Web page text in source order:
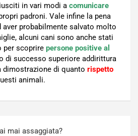
in vari modi a comunicare
padroni. Vale infine la pena
aver probabilmente salvato molto
alcuni cani sono anche stati
per scoprire persone positive al
di successo superiore addirittura
di quanto rispetto
animali.
mai assaggiata?